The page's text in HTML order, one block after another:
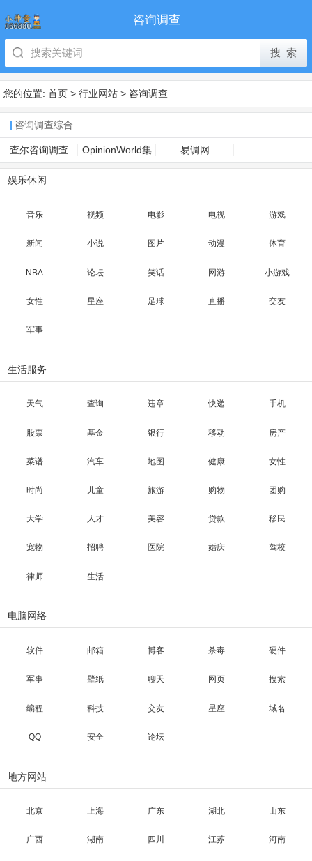
咨询调查
您的位置: 首页 > 行业网站 > 咨询调查
咨询调查综合
查尔咨询调查 OpinionWorld集 易调网
娱乐休闲
音乐 视频 电影 电视 游戏
新闻 小说 图片 动漫 体育
NBA 论坛 笑话 网游 小游戏
女性 星座 足球 直播 交友
军事
生活服务
天气 查询 违章 快递 手机
股票 基金 银行 移动 房产
菜谱 汽车 地图 健康 女性
时尚 儿童 旅游 购物 团购
大学 人才 美容 贷款 移民
宠物 招聘 医院 婚庆 驾校
律师 生活
电脑网络
软件 邮箱 博客 杀毒 硬件
军事 壁纸 聊天 网页 搜索
编程 科技 交友 星座 域名
QQ 安全 论坛
地方网站
北京 上海 广东 湖北 山东
广西 湖南 四川 江苏 河南